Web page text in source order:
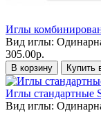
Иглы
Вид иглы:
305.00р.
В корзину Купить
Иглы стандартные
Вид иглы: